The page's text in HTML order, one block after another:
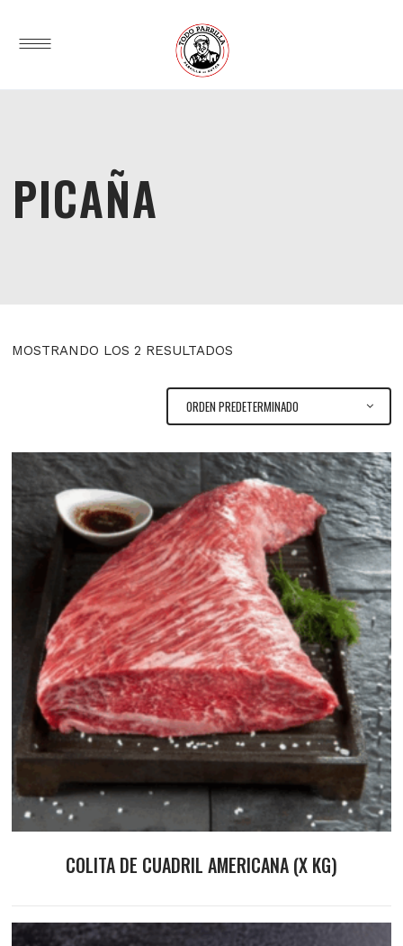
PICAÑA
MOSTRANDO LOS 2 RESULTADOS
ORDEN PREDETERMINADO
COLITA DE CUADRIL AMERICANA (X KG)